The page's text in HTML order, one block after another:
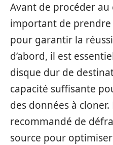
Avant de procéder au
important de
pour garantir la
d’abord, il est
disque dur de
capacité suffisante
des données à
recommandé de
source pour